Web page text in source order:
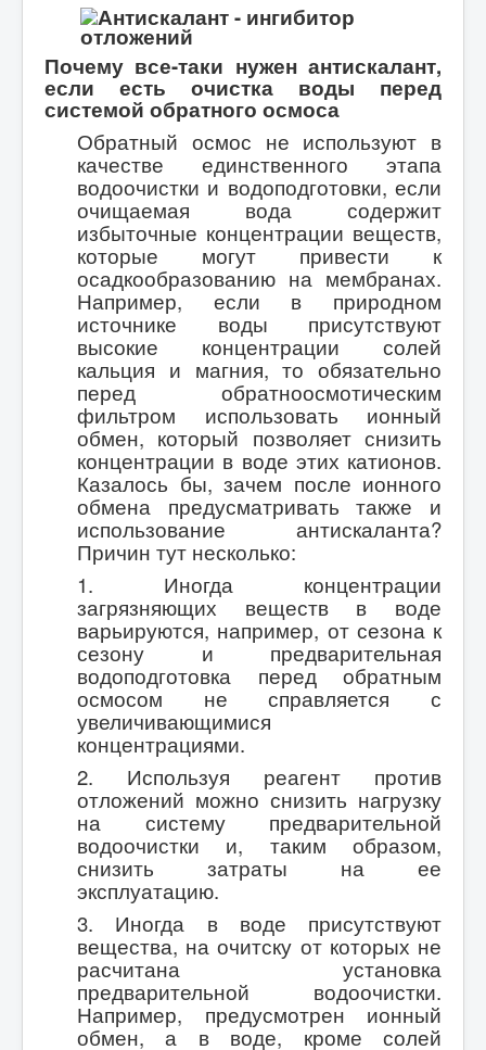
Почему все-таки нужен антискалант,
если есть очистка воды перед
системой обратного осмоса
Обратный осмос не используют в
качестве единственного этапа
водоочистки и водоподготовки, если
очищаемая вода содержит
избыточные концентрации веществ,
которые могут привести к
осадкообразованию на мембранах.
Например, если в природном
источнике воды присутствуют
высокие концентрации солей
кальция и магния, то обязательно
перед обратноосмотическим
фильтром использовать ионный
обмен, который позволяет снизить
концентрации в воде этих катионов.
Казалось бы, зачем после ионного
обмена предусматривать также и
использование антискаланта?
Причин тут несколько:
1. Иногда концентрации
загрязняющих веществ в воде
варьируются, например, от сезона к
сезону и предварительная
водоподготовка перед обратным
осмосом не справляется с
увеличивающимися
концентрациями.
2. Используя реагент против
отложений можно снизить нагрузку
на систему предварительной
водоочистки и, таким образом,
снизить затраты на ее
эксплуатацию.
3. Иногда в воде присутствуют
вещества, на очитску от которых не
расчитана установка
предварительной водоочистки.
Например, предусмотрен ионный
обмен, а в воде, кроме солей